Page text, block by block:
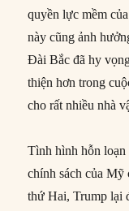
quyền lực mềm
này cũng ảnh
Đài Bắc đã hy
thiện hơn trong
cho rất nhiều nhà
Tình hình hỗn loạn
chính sách của
thứ Hai, Trump lại